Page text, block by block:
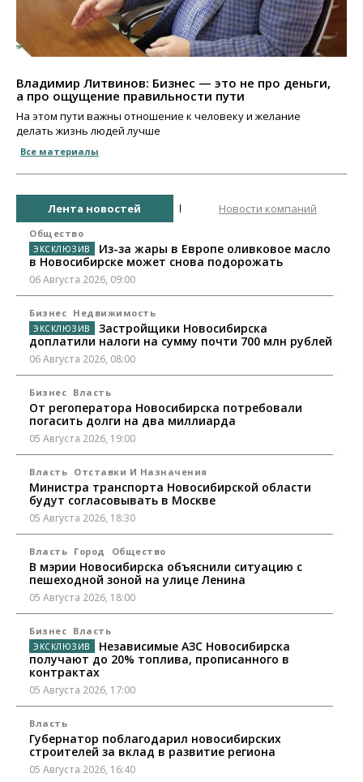
Владимир Литвинов: Бизнес — это не про деньги,
а про ощущение правильности пути
На этом пути важны отношение к человеку и желание
делать жизнь людей лучше
Все материалы
Лента новостей Новости компаний
Общество
Из-за жары в Европе оливковое масло
в Новосибирске может снова подорожать
06 Августа 2026, 09:00
Бизнес Недвижимость
Застройщики Новосибирска
доплатили налоги на сумму почти 700 млн рублей
06 Августа 2026, 08:00
Бизнес Власть
От регоператора Новосибирска потребовали
погасить долги на два миллиарда
05 Августа 2026, 19:00
Власть Отставки И Назначения
Министра транспорта Новосибирской области
будут согласовывать в Москве
05 Августа 2026, 18:30
Власть Город Общество
В мэрии Новосибирска объяснили ситуацию с
пешеходной зоной на улице Ленина
05 Августа 2026, 18:00
Бизнес Власть
Независимые АЗС Новосибирска
получают до 20% топлива, прописанного в
контрактах
05 Августа 2026, 17:00
Власть
Губернатор поблагодарил новосибирских
строителей за вклад в развитие региона
05 Августа 2026, 16:40